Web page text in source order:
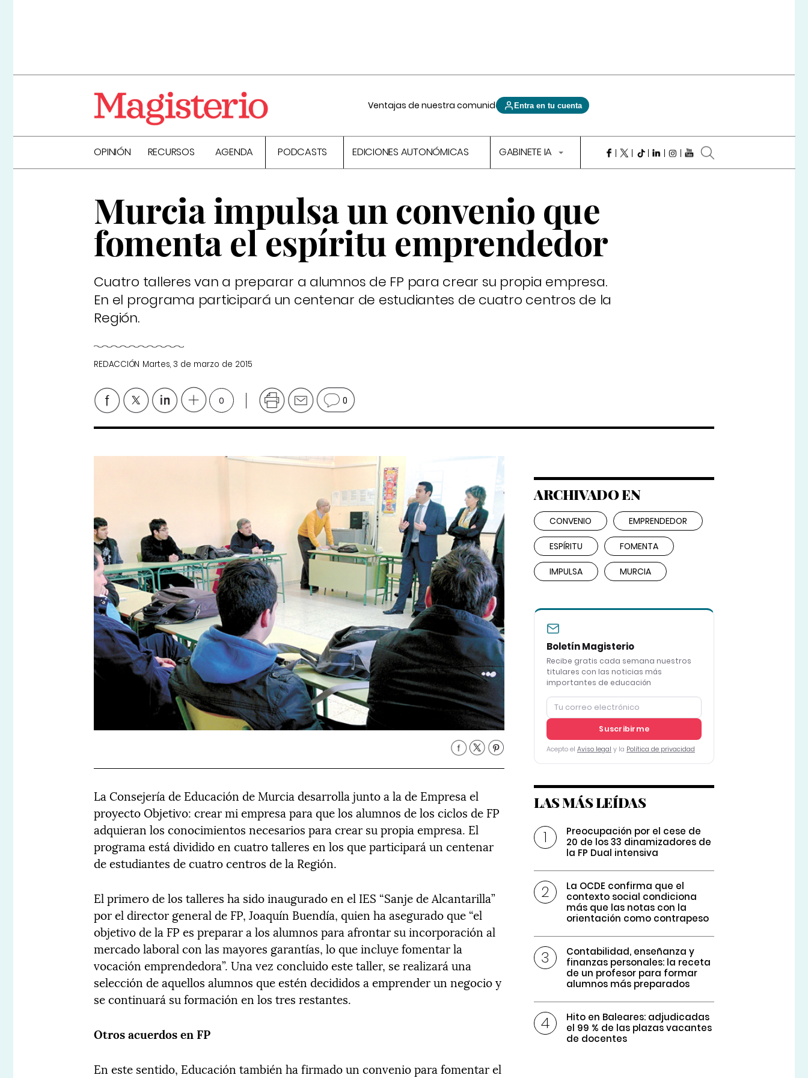
Ventajas de nuestra comunidad Entra en tu cuenta
OPINIÓN RECURSOS AGENDA PODCASTS EDICIONES AUTONÓMICAS GABINETE IA
Murcia impulsa un convenio que
fomenta el espíritu emprendedor
Cuatro talleres van a preparar a alumnos de FP para crear su propia empresa.
En el programa participará un centenar de estudiantes de cuatro centros de la
Región.
REDACCIÓN Martes, 3 de marzo de 2015
0 0
La Consejería de Educación de Murcia desarrolla junto a la de Empresa el
proyecto Objetivo: crear mi empresa para que los alumnos de los ciclos de FP
adquieran los conocimientos necesarios para crear su propia empresa. El
programa está dividido en cuatro talleres en los que participará un centenar
de estudiantes de cuatro centros de la Región.
El primero de los talleres ha sido inaugurado en el IES “Sanje de Alcantarilla”
por el director general de FP, Joaquín Buendía, quien ha asegurado que “el
objetivo de la FP es preparar a los alumnos para afrontar su incorporación al
mercado laboral con las mayores garantías, lo que incluye fomentar la
vocación emprendedora”. Una vez concluido este taller, se realizará una
selección de aquellos alumnos que estén decididos a emprender un negocio y
se continuará su formación en los tres restantes.
Otros acuerdos en FP
En este sentido, Educación también ha firmado un convenio para fomentar el
ARCHIVADO EN
CONVENIO EMPRENDEDOR
ESPÍRITU FOMENTA
IMPULSA MURCIA
Boletín Magisterio
Recibe gratis cada semana nuestros
titulares con las noticias más
importantes de educación
Suscribirme
Acepto el Aviso legal y la Política de privacidad
LAS MÁS LEÍDAS
Preocupación por el cese de
20 de los 33 dinamizadores de
la FP Dual intensiva
La OCDE confirma que el
contexto social condiciona
más que las notas con la
orientación como contrapeso
Contabilidad, enseñanza y
finanzas personales: la receta
de un profesor para formar
alumnos más preparados
Hito en Baleares: adjudicadas
el 99 % de las plazas vacantes
de docentes